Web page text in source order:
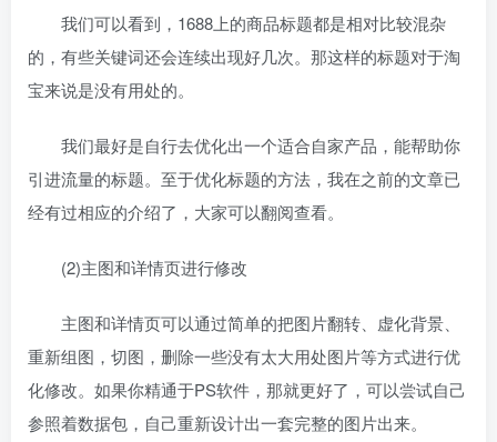
我们可以看到，1688上的商品标题都是相对比较混杂
的，有些关键词还会连续出现好几次。那这样的标题对于淘
宝来说是没有用处的。
我们最好是自行去优化出一个适合自家产品，能帮助你
引进流量的标题。至于优化标题的方法，我在之前的文章已
经有过相应的介绍了，大家可以翻阅查看。
(2)主图和详情页进行修改
主图和详情页可以通过简单的把图片翻转、虚化背景、
重新组图，切图，删除一些没有太大用处图片等方式进行优
化修改。如果你精通于PS软件，那就更好了，可以尝试自己
参照着数据包，自己重新设计出一套完整的图片出来。